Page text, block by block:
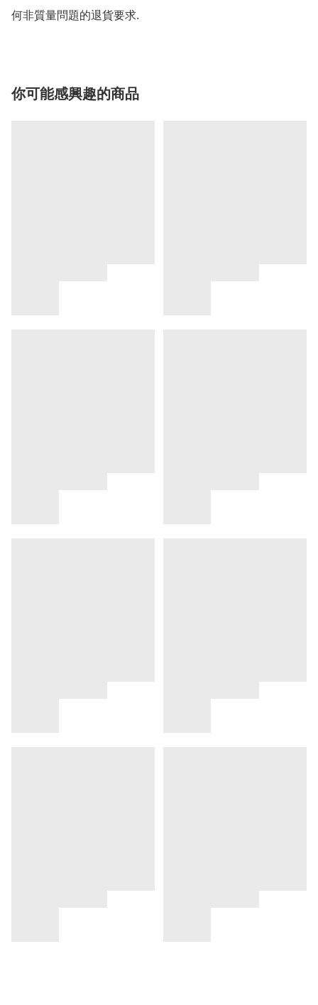
何非質量問題的退貨要求.
你可能感興趣的商品